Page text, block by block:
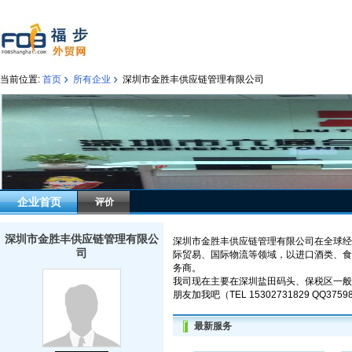
当前位置: 首页 › 所有企业 › 深圳市金胜丰供应链管理有限公司
企业首页 评价
深圳市金胜丰供应链管理有限公
司
深圳市金胜丰供应链管理有限公司在全球
际贸易、国际物流等领域，以进口酒类、
务商。
我司现在主要在深圳盐田码头、保税区一
朋友加我吧（TEL 15302731829
最新服务